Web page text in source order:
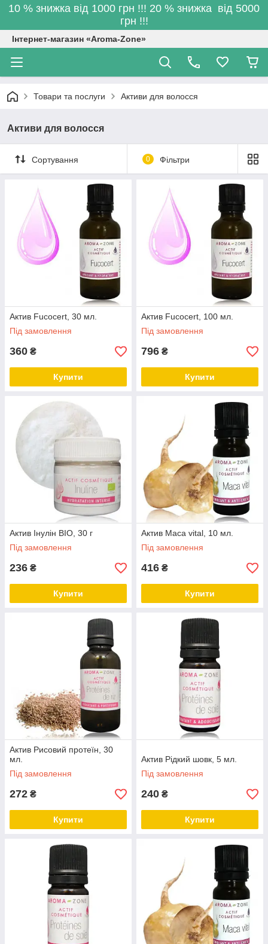
10 % знижка від 1000 грн !!! 20 % знижка від 5000
грн !!!
Інтернет-магазин «Aroma-Zone»
Товари та послуги Активи для волосся
Активи для волосся
Сортування 0 Фільтри
Актив Fucocert, 30 мл.
Під замовлення
360 ₴
Купити
Актив Fucocert, 100 мл.
Під замовлення
796 ₴
Купити
Актив Інулін BIO, 30 г
Під замовлення
236 ₴
Купити
Актив Maca vital, 10 мл.
Під замовлення
416 ₴
Купити
Актив Рисовий протеїн, 30
мл.
Під замовлення
272 ₴
Купити
Актив Рідкий шовк, 5 мл.
Під замовлення
240 ₴
Купити